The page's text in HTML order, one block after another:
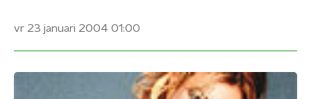
vr 23 januari 2004 01:00